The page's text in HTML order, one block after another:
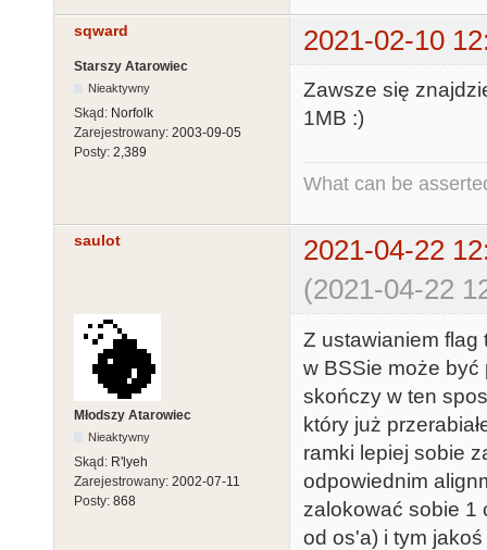
sqward 2021-02-10
Starszy Atarowiec
Nieaktywny
Skąd: Norfolk
Zarejestrowany: 2003-09-05
Posty: 2,389
Zawsze się
1MB :)
What can be
saulot
2021-04-22
(2021-04-22
Młodszy Atarowiec
Nieaktywny
Skąd: R'lyeh
Zarejestrowany: 2002-07-11
Posty: 868
Z ustawianiem flag
w BSSie może być
skończy w ten
który już
ramki lepiej sobie
odpowiednim
zalokować sobie 1
od os'a) i tym